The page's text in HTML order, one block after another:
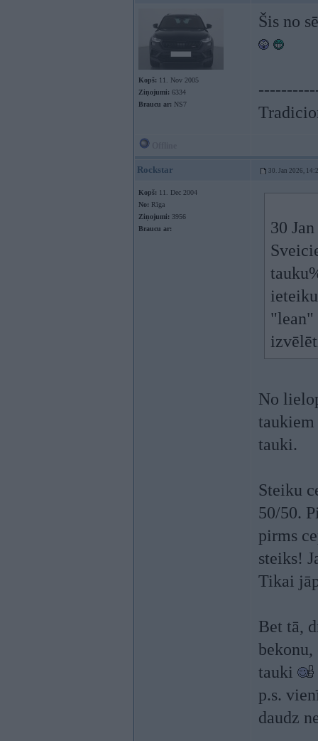
Kopš: 11. Nov 2005
Ziņojumi: 6334
Braucu ar: NS7
Šis no
Rockstar 30. Jan 2026,
Kopš: 11. Dec 2004
No: Rīga
Ziņojumi: 3956
Braucu ar:
30
"lean"
No
taukiem
tauki.
Steiku
50/50.
pirms
steiks!
Tikai
Bet tā,
bekonu,
tauki
p.s.
daudz